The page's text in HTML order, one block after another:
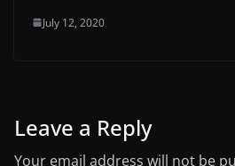
July 12, 2020
Leave a Reply
Your email address will not be